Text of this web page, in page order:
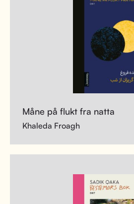
Måne på flukt fra natta
Khaleda Froagh